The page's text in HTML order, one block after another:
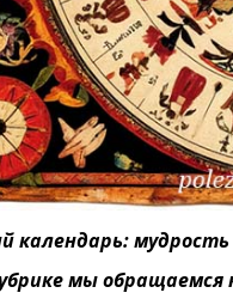
календарь: мудрость
мы